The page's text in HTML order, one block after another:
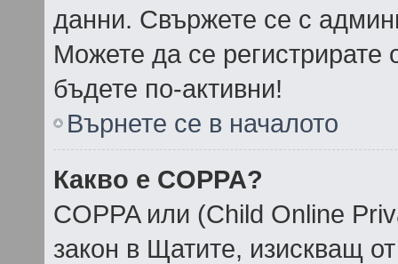
данни. Свържете се с
Можете да се регистрирате
бъдете по-активни!
Върнете се в началото
Какво е COPPA?
COPPA или (Child Online
закон в Щатите, изискващ